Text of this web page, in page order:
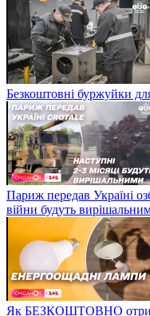
Безкоштовні буржуйки
Париж передав Україні
війни будуть
Як БЕЗКОШТОВНО